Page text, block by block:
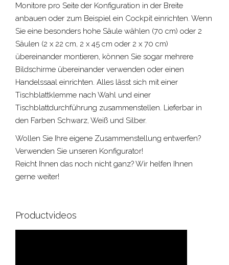
Monitore pro Seite der Konfiguration in der Breite
anbauen oder zum Beispiel ein Cockpit einrichten. Wenn
Sie eine besonders hohe Säule wählen (70 cm) oder 2
Säulen (2 x 22 cm, 2 x 45 cm oder 2 x 70 cm)
übereinander montieren, können Sie sogar mehrere
Bildschirme übereinander verwenden oder einen
Handelssaal einrichten. Alles lässt sich mit einer
Tischblattklemme nach Wahl und einer
Tischblattdurchführung zusammenstellen. Lieferbar in
den Farben Schwarz, Weiß und Silber.
Wollen Sie Ihre eigene Zusammenstellung entwerfen?
Verwenden Sie unseren Konfigurator!
Reicht Ihnen das noch nicht ganz? Wir helfen Ihnen
gerne weiter!
Productvideos